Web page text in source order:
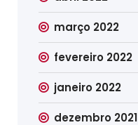
março 2022
fevereiro 2022
janeiro 2022
dezembro 2021